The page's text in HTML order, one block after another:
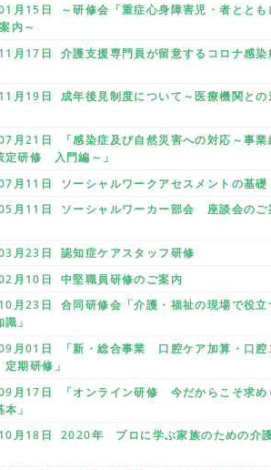
月15日 ～研修会「重症心身障害児・者ととも
内～
月17日 介護支援専門員が留意するコロナ感染
月19日 成年後見制度について～医療機関との
月21日 「感染症及び自然災害への対応～事業
定研修 入門編～」
月11日 ソーシャルワークアセスメントの基礎
月11日 ソーシャルワーカー部会 座談会のご
月23日 認知症ケアスタッフ研修
月10日 中堅職員研修のご案内
月23日 合同研修会「介護・福祉の現場で役立
」
月01日 「新・総合事業 口腔ケア加算・口腔
期研修」
月17日 「オンライン研修 今だからこそ求め
」
月18日 2020年 プロに学ぶ家族のための介